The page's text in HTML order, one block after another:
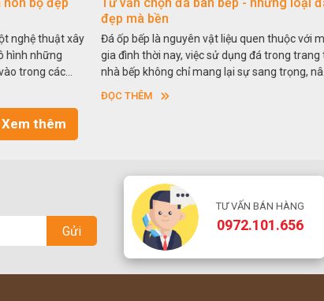
xây
gọi
đẹp mà bền
Đá ốp bếp là nguyên vật liệu quen thuộc với mọi
gia đình thời nay, việc sử dụng đá trong trang trí
nhà bếp không chỉ mang lại sự sang trọng, nâng
cao tính thẩm mỹ mà còn bền bỉ theo thời gian.
So với nguyên liệu đá tự nhiên, đá thạch anh
nhân tạo cũng khá phổ biến và khá được ưa
dùng. Vậy nên chọn đá tự nhiên hay nhân tạo
của
Đá là
sự
đá
Xem thêm
Gửi
TƯ VẤN BÁN HÀNG
0972.101.656